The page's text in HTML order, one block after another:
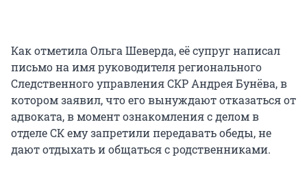
Как отметила Ольга Шеверда, её супруг написал
письмо на имя руководителя регионального
Следственного управления СКР Андрея Бунёва, в
котором заявил, что его вынуждают отказаться от
адвоката, в момент ознакомления с делом в
отделе СК ему запретили передавать обеды, не
дают отдыхать и общаться с родственниками.